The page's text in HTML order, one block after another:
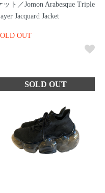
ット／Jomon Arabesque Triple
Jacquard Jacket
OUT